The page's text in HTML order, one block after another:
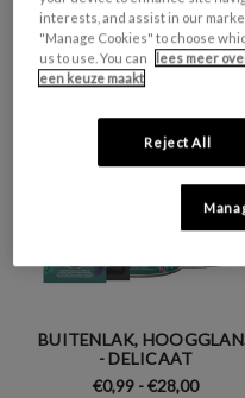
Sorteren op:
BUITENLAK,
- DELICAAT
€0,99 - €28,00
interests, and assist in our
"Manage Cookies" to choose
us to use. You can
lees meer
een keuze maakt
Reject All